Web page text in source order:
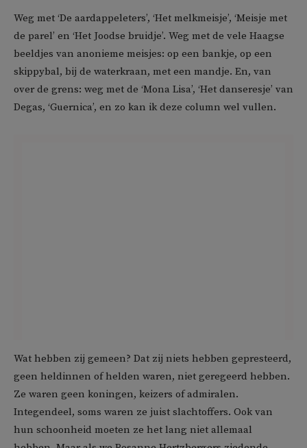
Weg met ‘De aardappeleters’, ‘Het melkmeisje’, ‘Meisje met
de parel’ en ‘Het Joodse bruidje’. Weg met de vele Haagse
beeldjes van anonieme meisjes: op een bankje, op een
skippybal, bij de waterkraan, met een mandje. En, van
over de grens: weg met de ‘Mona Lisa’, ‘Het danseresje’ van
Degas, ‘Guernica’, en zo kan ik deze column wel vullen.
Wat hebben zij gemeen? Dat zij niets hebben gepresteerd,
geen heldinnen of helden waren, niet geregeerd hebben.
Ze waren geen koningen, keizers of admiralen.
Integendeel, soms waren ze juist slachtoffers. Ook van
hun schoonheid moeten ze het lang niet allemaal